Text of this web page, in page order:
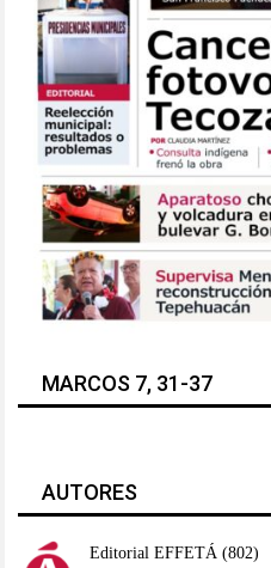
MARCOS 7, 31-37
AUTORES
Editorial EFFETÁ(802)